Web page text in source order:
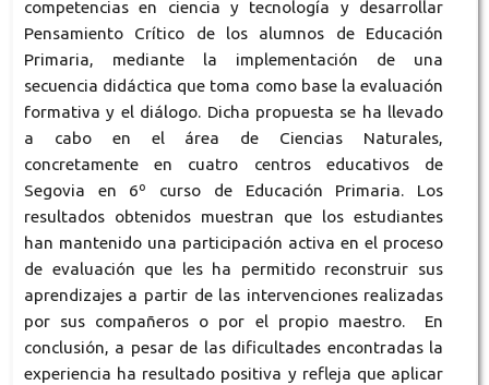
competencias en ciencia y tecnología y desarrollar
Pensamiento Crítico de los alumnos de Educación
Primaria, mediante la implementación de una
secuencia didáctica que toma como base la evaluación
formativa y el diálogo. Dicha propuesta se ha llevado
a cabo en el área de Ciencias Naturales,
concretamente en cuatro centros educativos de
Segovia en 6º curso de Educación Primaria. Los
resultados obtenidos muestran que los estudiantes
han mantenido una participación activa en el proceso
de evaluación que les ha permitido reconstruir sus
aprendizajes a partir de las intervenciones realizadas
por sus compañeros o por el propio maestro. En
conclusión, a pesar de las dificultades encontradas la
experiencia ha resultado positiva y refleja que aplicar